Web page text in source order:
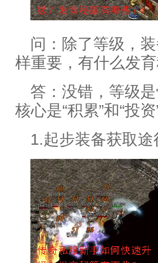
问：除了等级，
样重要，有什么发育
答：没错，等级
核心是“积累”和“投资”
1.起步装备获取途